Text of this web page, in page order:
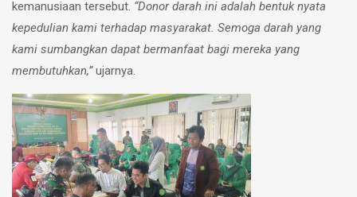
kemanusiaan tersebut. “Donor darah ini adalah bentuk nyata
kepedulian kami terhadap masyarakat. Semoga darah yang
kami sumbangkan dapat bermanfaat bagi mereka yang
membutuhkan,”ujarnya.